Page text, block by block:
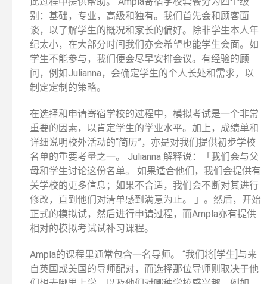
别：基础，专业，高级和独有。我们首先会和顾客面
谈，以了解学生的概况和家长的偏好。除非学生本人年
纪太小，在大部分时间我们亦会希望也能学生会面。如
学生不能参与，我们便会尽早安排会议。有经验的顾
问，例如Julianna，会确定学生的个人长处和需求，以
制定定制的策略。
在选择和申请寄宿学校的过程中，模拟考试是一个非常
重要的因素，以肯定学生的学业水平。加上，成绩单和
详细说明校外活动的“简历”，亦是对我们提供初步学校
名单的重要考量之一。 Julianna 解释说：「我们会与父
母和学生讨论这份名单。 如果适合他们，我们会提供有
关学校的更多信息；如果不合适，我们会不断对其进行
修改，直到他们对清单感到满意为止。 」。然后，开始
正式的模拟试，然后进行申请过程，而Ampla亦有提供
相对的模拟考试试补习课程。
Ampla的课程里通常包含一名导师。 “我们将[学生]与来
自英国或美国的导师配对，而选择那位导师则取决于他